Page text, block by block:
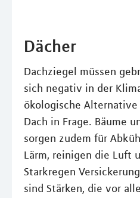
Dächer
Dachziegel müssen
sich negativ in der
ökologische
Dach in Frage. Bäume
sorgen zudem für
Lärm, reinigen die Luft
Starkregen
sind Stärken, die vor